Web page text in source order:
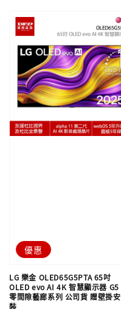
優惠
LG 樂金 OLED65G5PTA 65吋
OLED evo AI 4K 智慧顯示器 G5
零間隙藝廊系列 公司貨 贈壁掛安
裝